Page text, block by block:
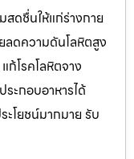
ดชื่นให้แก่ร่างกาย
ลดความดันโลหิตสูง
ก้โรคโลหิตจาง
ะกอบอาหารได้
โยชน์มากมาย รับ